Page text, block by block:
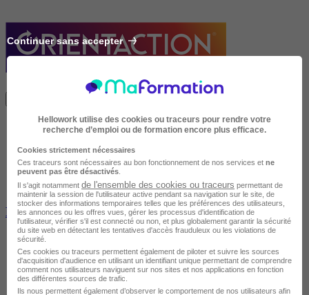
Bilan de compétences Nouveau Départ
Continuer sans accepter
Hellowork utilise des cookies ou traceurs pour rendre votre
recherche d’emploi ou de formation encore plus efficace.
Cookies strictement nécessaires
Ces traceurs sont nécessaires au bon fonctionnement de nos services et ne
peuvent pas être désactivés
Il s'agit notamment de l'ensemble des cookies ou traceurs permettant de
maintenir la session de l'utilisateur active pendant sa navigation sur le site, de
stocker des informations temporaires telles que les préférences des utilisateurs,
les annonces ou les offres vues, gérer les processus d'identification de
l'utilisateur, vérifier s'il est connecté ou non, et plus globalement garantir la sécurité
du site web en détectant les tentatives d'accès frauduleux ou les violations de
sécurité.
Ces cookies ou traceurs permettent également de piloter et suivre les sources
d'acquisition d'audience en utilisant un identifiant unique permettant de comprendre
comment nos utilisateurs naviguent sur nos sites et nos applications en fonction
des différentes sources de trafic.
Ils nous permettent également d’observer le comportement de nos utilisateurs afin